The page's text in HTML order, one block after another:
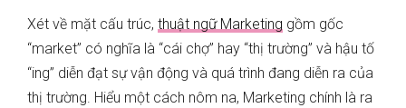
Xét về mặt cấu trúc, thuật ngữ Marketing gồm gốc
“market” có nghĩa là “cái chợ” hay “thị trường” và hậu tố
“ing” diễn đạt sự vận động và quá trình đang diễn ra của
thị trường. Hiểu một cách nôm na, Marketing chính là ra